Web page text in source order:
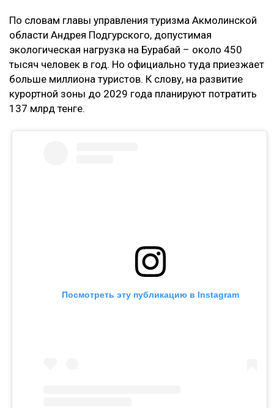
По словам главы управления туризма Акмолинской
области Андрея Подгурского, допустимая
экологическая нагрузка на Бурабай – около 450
тысяч человек в год. Но официально туда приезжает
больше миллиона туристов. К слову, на развитие
курортной зоны до 2029 года планируют потратить
137 млрд тенге.
Посмотреть эту публикацию в Instagram